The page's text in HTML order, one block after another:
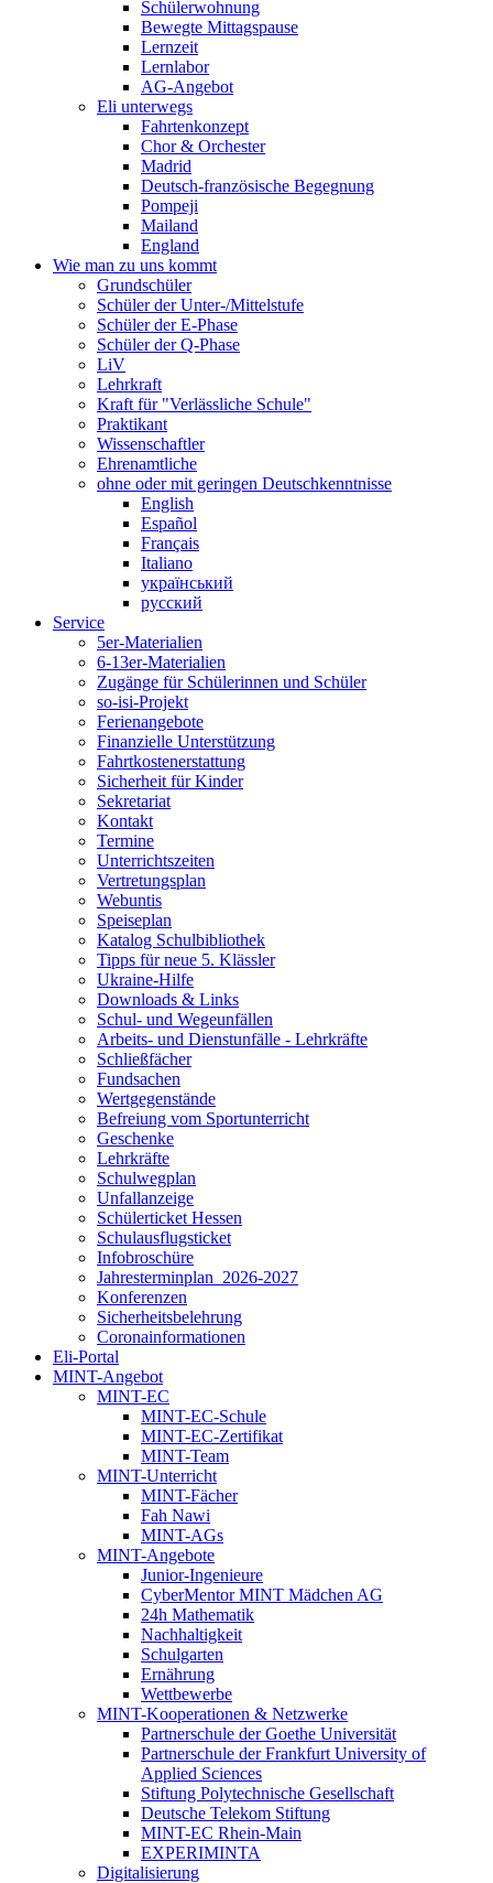
Schülerwohnung
Bewegte Mittagspause
Lernzeit
Lernlabor
AG-Angebot
Eli unterwegs
Fahrtenkonzept
Chor & Orchester
Madrid
Deutsch-französische Begegnung
Pompeji
Mailand
England
Wie man zu uns kommt
Grundschüler
Schüler der Unter-/Mittelstufe
Schüler der E-Phase
Schüler der Q-Phase
LiV
Lehrkraft
Kraft für "Verlässliche Schule"
Praktikant
Wissenschaftler
Ehrenamtliche
ohne oder mit geringen Deutschkenntnisse
English
Español
Français
Italiano
український
русский
Service
5er-Materialien
6-13er-Materialien
Zugänge für Schülerinnen und Schüler
so-isi-Projekt
Ferienangebote
Finanzielle Unterstützung
Fahrtkostenerstattung
Sicherheit für Kinder
Sekretariat
Kontakt
Termine
Unterrichtszeiten
Vertretungsplan
Webuntis
Speiseplan
Katalog Schulbibliothek
Tipps für neue 5. Klässler
Ukraine-Hilfe
Downloads & Links
Schul- und Wegeunfällen
Arbeits- und Dienstunfälle - Lehrkräfte
Schließfächer
Fundsachen
Wertgegenstände
Befreiung vom Sportunterricht
Geschenke
Lehrkräfte
Schulwegplan
Unfallanzeige
Schülerticket Hessen
Schulausflugsticket
Infobroschüre
Jahresterminplan_2026-2027
Konferenzen
Sicherheitsbelehrung
Coronainformationen
Eli-Portal
MINT-Angebot
MINT-EC
MINT-EC-Schule
MINT-EC-Zertifikat
MINT-Team
MINT-Unterricht
MINT-Fächer
Fah Nawi
MINT-AGs
MINT-Angebote
Junior-Ingenieure
CyberMentor MINT Mädchen AG
24h Mathematik
Nachhaltigkeit
Schulgarten
Ernährung
Wettbewerbe
MINT-Kooperationen & Netzwerke
Partnerschule der Goethe Universität
Partnerschule der Frankfurt University of
Applied Sciences
Stiftung Polytechnische Gesellschaft
Deutsche Telekom Stiftung
MINT-EC Rhein-Main
EXPERIMINTA
Digitalisierung